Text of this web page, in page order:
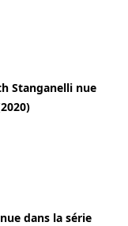
Stanganelli nue
dans la série